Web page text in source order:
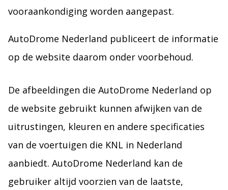
vooraankondiging worden aangepast.
AutoDrome Nederland publiceert de informatie
op de website daarom onder voorbehoud.
De afbeeldingen die AutoDrome Nederland op
de website gebruikt kunnen afwijken van de
uitrustingen, kleuren en andere specificaties
van de voertuigen die KNL in Nederland
aanbiedt. AutoDrome Nederland kan de
gebruiker altijd voorzien van de laatste,